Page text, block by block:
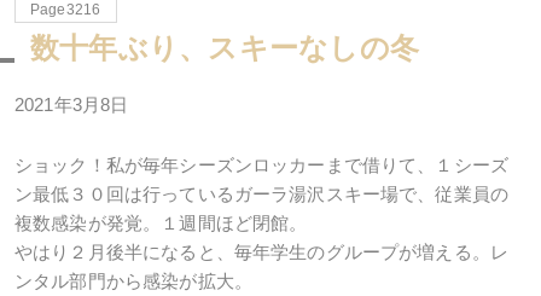
Page3216
数十年ぶり、スキーなしの冬
2021年3月8日
ショック！私が毎年シーズンロッカーまで借りて、１シーズ
ン最低３０回は行っているガーラ湯沢スキー場で、従業員の
複数感染が発覚。１週間ほど閉館。
やはり２月後半になると、毎年学生のグループが増える。レ
ンタル部門から感染が拡大。